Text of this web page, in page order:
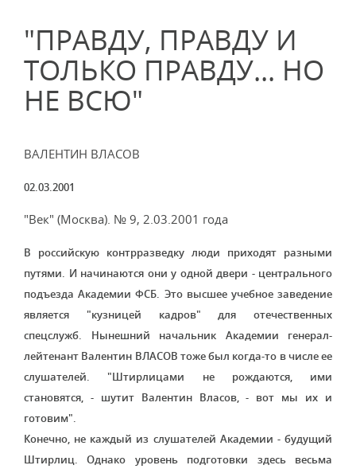
"ПРАВДУ, ПРАВДУ И
ТОЛЬКО ПРАВДУ... НО
НЕ ВСЮ"
ВАЛЕНТИН ВЛАСОВ
02.03.2001
"Век" (Москва). № 9, 2.03.2001 года
В российскую контрразведку люди приходят разными
путями. И начинаются они у одной двери - центрального
подъезда Академии ФСБ. Это высшее учебное заведение
является "кузницей кадров" для отечественных
спецслужб. Нынешний начальник Академии генерал-
лейтенант Валентин ВЛАСОВ тоже был когда-то в числе ее
слушателей. "Штирлицами не рождаются, ими
становятся, - шутит Валентин Власов, - вот мы их и
готовим".
Конечно, не каждый из слушателей Академии - будущий
Штирлиц. Однако уровень подготовки здесь весьма